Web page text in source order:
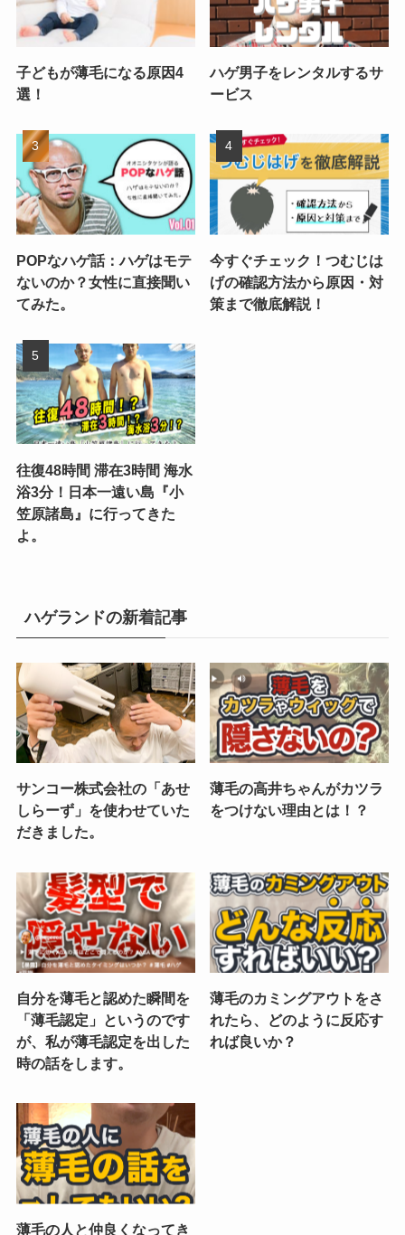
子どもが薄毛になる原因4
選！
ハゲ男子をレンタルするサ
ービス
POPなハゲ話：ハゲはモテ
ないのか？女性に直接聞い
てみた。
今すぐチェック！つむじは
げの確認方法から原因・対
策まで徹底解説！
往復48時間 滞在3時間 海水
浴3分！日本一遠い島『小
笠原諸島』に行ってきた
よ。
ハゲランドの新着記事
サンコー株式会社の「あせ
しらーず」を使わせていた
だきました。
薄毛の高井ちゃんがカツラ
をつけない理由とは！？
自分を薄毛と認めた瞬間を
「薄毛認定」というのです
が、私が薄毛認定を出した
時の話をします。
薄毛のカミングアウトをさ
れたら、どのように反応す
れば良いか？
薄毛の人と仲良くなってき